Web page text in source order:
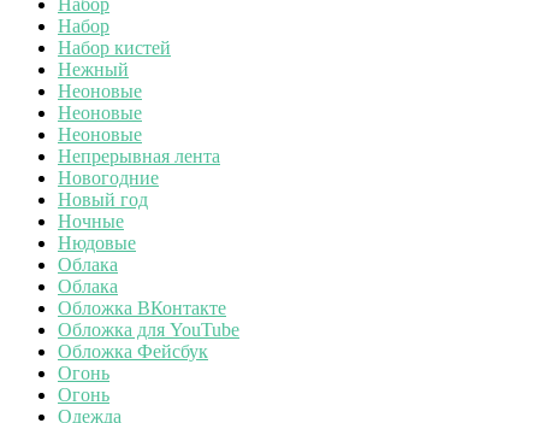
Набор
Набор кистей
Нежный
Неоновые
Неоновые
Неоновые
Непрерывная лента
Новогодние
Новый год
Ночные
Нюдовые
Облака
Облака
Обложка ВКонтакте
Обложка для YouTube
Обложка Фейсбук
Огонь
Огонь
Одежда